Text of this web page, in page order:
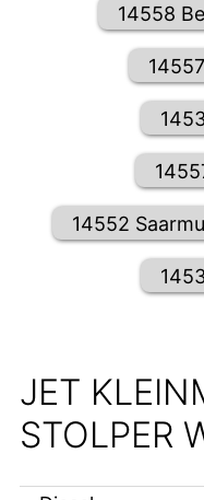
14558
14552
JET
STOLPER